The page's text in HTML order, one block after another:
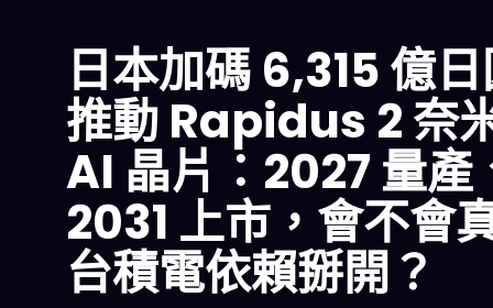
日本加碼 6,315 億
推動 Rapidus 2 奈
AI 晶片：2027 量產
2031 上市，會不會
台積電依賴掰開？